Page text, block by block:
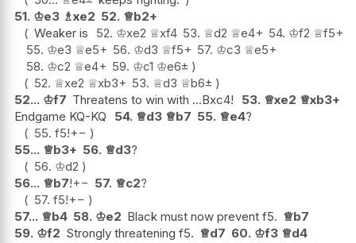
51. ♔e3 ♗xe2 52. ♕b2+
Weaker is
52. ♔xe2 ♕xf4 53. ♕d2 ♕e4+ 54. ♔f2 ♕f5+
55. ♔e3 ♕e5+ 56. ♔d3 ♕f5+ 57. ♔c3 ♕e5+
58. ♔c2 ♕e4+ 59. ♔c1 ♔e6±
52. ♕xe2 ♕xb3+ 53. ♕d3 ♕b6±
52... ♔f7 Threatens to win with ...Bxc4! 53. ♕xe2 ♕xb3+
Endgame KQ-KQ
54. ♕d3 ♕b7 55. ♕e4?
55. f5!+−
55... ♕b3+ 56. ♕d3?
56. ♔d2
56... ♕b7!+− 57. ♕c2?
57. f5!+−
57... ♕b4 58. ♔e2 Black must now prevent f5. ♕b7
59. ♔f2 Strongly threatening f5. ♕d7 60. ♔f3 ♕d4